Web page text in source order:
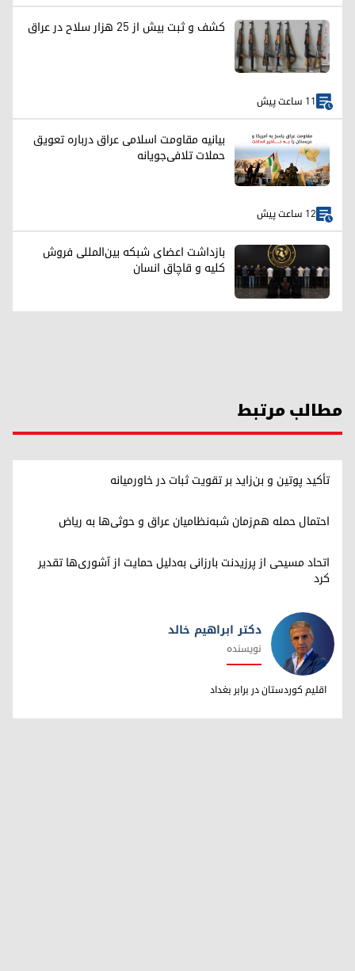
کشف و ثبت بیش از ۲۵ هزار سلاح در عراق
11 ساعت پیش
بیانیه مقاومت اسلامی عراق درباره تعویق
حملات تلافی‌جویانه
12 ساعت پیش
بازداشت اعضای شبکه بین‌المللی فروش
کلیه و قاچاق انسان
مطالب مرتبط
تأکید پوتین و بن‌زاید بر تقویت ثبات در خاورمیانه
احتمال حمله هم‌زمان شبه‌نظامیان عراق و حوثی‌ها به ریاض
اتحاد مسیحی از پرزیدنت بارزانی به‌دلیل حمایت از آشوری‌ها تقدیر
کرد
دکتر ابراهیم خالد
دکتر ابراهیم خالد
نویسنده
اقلیم کوردستان در برابر بغداد